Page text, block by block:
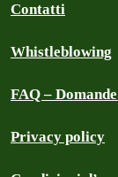
Contatti
Whistleblowing
FAQ –
Privacy policy